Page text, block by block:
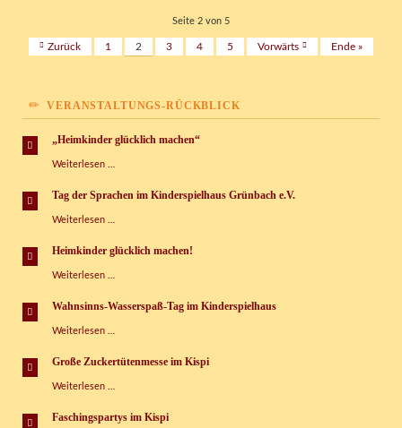
Glanz
Seite 2 von 5
Zurück 1 2 3 4 5 Vorwärts Ende »
VERANSTALTUNGS-RÜCKBLICK
„Heimkinder glücklich machen“
Weiterlesen …
machen“
Tag der Sprachen im Kinderspielhaus Grünbach e.V.
Weiterlesen …
Sprachen
Kinderspielhaus
e.V.
Heimkinder glücklich machen!
Weiterlesen …
machen!
Wahnsinns-Wasserspaß-Tag im Kinderspielhaus
Weiterlesen …
Tag
Kinderspielhaus
Große Zuckertütenmesse im Kispi
Weiterlesen …
im
Faschingspartys im Kispi